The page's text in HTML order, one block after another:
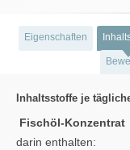
Eigenschaften
Inhaltsstoffe je
Fischöl-Konzentrat
darin enthalten: